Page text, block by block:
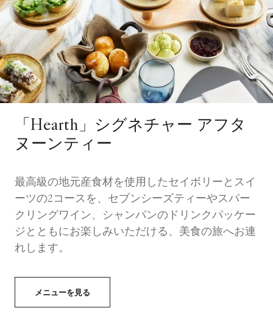
「Hearth」シグネチャー アフタ
ヌーンティー
最高級の地元産食材を使用したセイボリーとスイ
ーツの2コースを、セブンシーズティーやスパー
クリングワイン、シャンパンのドリンクパッケー
ジとともにお楽しみいただける、美食の旅へお連
れします。
メニューを見る